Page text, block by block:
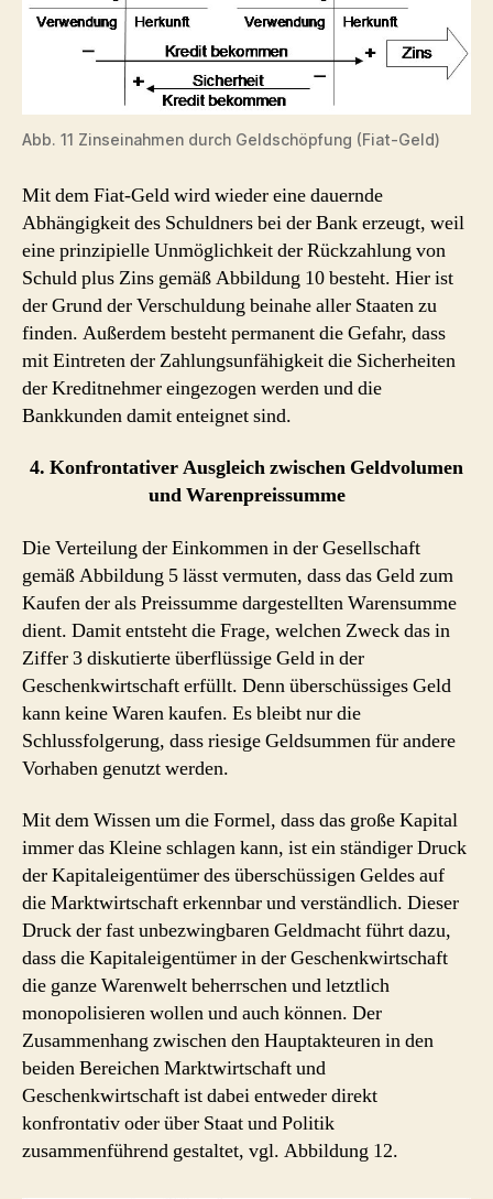
Abb. 11 Zinseinahmen durch Geldschöpfung (Fiat-Geld)
Mit dem Fiat-Geld wird wieder eine dauernde
Abhängigkeit des Schuldners bei der Bank erzeugt, weil
eine prinzipielle Unmöglichkeit der Rückzahlung von
Schuld plus Zins gemäß Abbildung 10 besteht. Hier ist
der Grund der Verschuldung beinahe aller Staaten zu
finden. Außerdem besteht permanent die Gefahr, dass
mit Eintreten der Zahlungsunfähigkeit die Sicherheiten
der Kreditnehmer eingezogen werden und die
Bankkunden damit enteignet sind.
4. Konfrontativer Ausgleich zwischen Geldvolumen
und Warenpreissumme
Die Verteilung der Einkommen in der Gesellschaft
gemäß Abbildung 5 lässt vermuten, dass das Geld zum
Kaufen der als Preissumme dargestellten Warensumme
dient. Damit entsteht die Frage, welchen Zweck das in
Ziffer 3 diskutierte überflüssige Geld in der
Geschenkwirtschaft erfüllt. Denn überschüssiges Geld
kann keine Waren kaufen. Es bleibt nur die
Schlussfolgerung, dass riesige Geldsummen für andere
Vorhaben genutzt werden.
Mit dem Wissen um die Formel, dass das große Kapital
immer das Kleine schlagen kann, ist ein ständiger Druck
der Kapitaleigentümer des überschüssigen Geldes auf
die Marktwirtschaft erkennbar und verständlich. Dieser
Druck der fast unbezwingbaren Geldmacht führt dazu,
dass die Kapitaleigentümer in der Geschenkwirtschaft
die ganze Warenwelt beherrschen und letztlich
monopolisieren wollen und auch können. Der
Zusammenhang zwischen den Hauptakteuren in den
beiden Bereichen Marktwirtschaft und
Geschenkwirtschaft ist dabei entweder direkt
konfrontativ oder über Staat und Politik
zusammenführend gestaltet, vgl. Abbildung 12.